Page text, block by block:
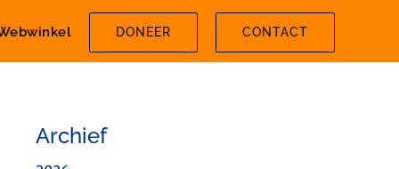
DONEER CONTACT
Archief